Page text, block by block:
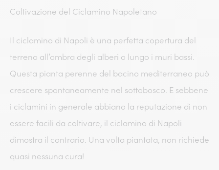
Coltivazione del Ciclamino Napoletano
Il ciclamino di Napoli è una perfetta copertura del
terreno all’ombra degli alberi o lungo i muri bassi.
Questa pianta perenne del bacino mediterraneo può
crescere spontaneamente nel sottobosco. E sebbene
i ciclamini in generale abbiano la reputazione di non
essere facili da coltivare, il ciclamino di Napoli
dimostra il contrario. Una volta piantata, non richiede
quasi nessuna cura!